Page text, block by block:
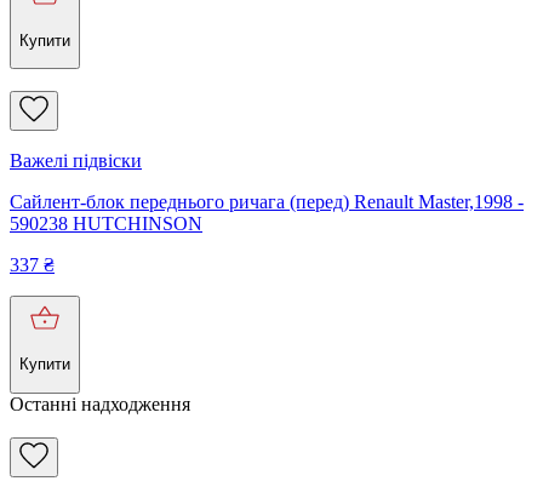
Купити
Важелі підвіски
Сайлент-блок переднього ричага (перед) Renault Master,1998 -
590238 HUTCHINSON
337 ₴
Купити
Останні надходження